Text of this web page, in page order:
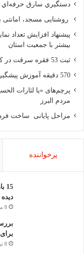
دستگيري سارق حرفه‌اي
روشنایی مسجد، امانتی
پیشنهاد افزایش تعداد
بیشتر با جمعیت استان
ثبت 53 فقره سرقت در کرج
570 دقیقه آموزش پیشگیری از جرایم روی آنتن صداوسیمای البرز
پرچم‌های «یا لثارات
مردم البرز
مراحل پایانی ساخت
پرخواننده
8 مهر 1396
8 تیر 1396